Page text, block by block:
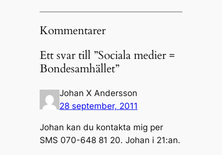
Kommentarer
Ett svar till ”Sociala medier =
Bondesamhället”
Johan X Andersson
28 september, 2011
Johan kan du kontakta mig per
SMS 070-648 81 20. Johan i 21:an.